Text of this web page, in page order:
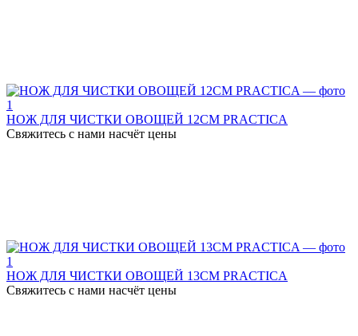
НОЖ ДЛЯ ЧИСТКИ ОВОЩЕЙ 12СМ PRACTICA
Свяжитесь с нами насчёт цены
НОЖ ДЛЯ ЧИСТКИ ОВОЩЕЙ 13СМ PRACTICA
Свяжитесь с нами насчёт цены